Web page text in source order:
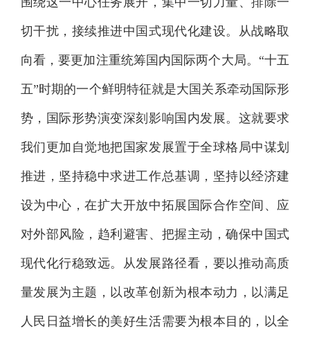
切干扰，接续推进中国式现代化建设。从战略取
向看，要更加注重统筹国内国际两个大局。“十五
五”时期的一个鲜明特征就是大国关系牵动国际形
势，国际形势演变深刻影响国内发展。这就要求
我们更加自觉地把国家发展置于全球格局中谋划
推进，坚持稳中求进工作总基调，坚持以经济建
设为中心，在扩大开放中拓展国际合作空间、应
对外部风险，趋利避害、把握主动，确保中国式
现代化行稳致远。从发展路径看，要以推动高质
量发展为主题，以改革创新为根本动力，以满足
人民日益增长的美好生活需要为根本目的，以全